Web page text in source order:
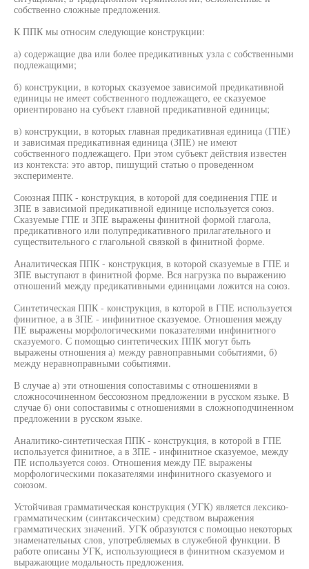
собственно сложные предложения.
К ППК мы относим следующие конструкции:
а) содержащие два или более предикативных узла с собственными
подлежащими;
б) конструкции, в которых сказуемое зависимой предикативной
единицы не имеет собственного подлежащего, ее сказуемое
ориентировано на субъект главной предикативной единицы;
в) конструкции, в которых главная предикативная единица (ГПЕ)
и зависимая предикативная единица (ЗПЕ) не имеют
собственного подлежащего. При этом субъект действия известен
из контекста: это автор, пишущий статью о проведенном
эксперименте.
Союзная ППК - конструкция, в которой для соединения ГПЕ и
ЗПЕ в зависимой предикативной единице используется союз.
Сказуемые ГПЕ и ЗПЕ выражены финитной формой глагола,
предикативного или полупредикативного прилагательного и
существительного с глагольной связкой в финитной форме.
Аналитическая ППК - конструкция, в которой сказуемые в ГПЕ и
ЗПЕ выступают в финитной форме. Вся нагрузка по выражению
отношений между предикативными единицами ложится на союз.
Синтетическая ППК - конструкция, в которой в ГПЕ используется
финитное, а в ЗПЕ - инфинитное сказуемое. Отношения между
ПЕ выражены морфологическими показателями инфинитного
сказуемого. С помощью синтетических ППК могут быть
выражены отношения а) между равноправными событиями, б)
между неравноправными событиями.
В случае а) эти отношения сопоставимы с отношениями в
сложносочиненном бессоюзном предложении в русском языке. В
случае б) они сопоставимы с отношениями в сложноподчиненном
предложении в русском языке.
Аналитико-синтетическая ППК - конструкция, в которой в ГПЕ
используется финитное, а в ЗПЕ - инфинитное сказуемое, между
ПЕ используется союз. Отношения между ПЕ выражены
морфологическими показателями инфинитного сказуемого и
союзом.
Устойчивая грамматическая конструкция (УГК) является лексико-
грамматическим (синтаксическим) средством выражения
грамматических значений. УГК образуются с помощью некоторых
знаменательных слов, употребляемых в служебной функции. В
работе описаны УГК, использующиеся в финитном сказуемом и
выражающие модальность предложения.